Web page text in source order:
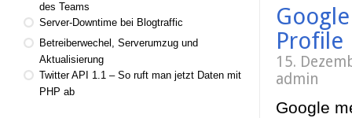
des Teams
Server-Downtime bei Blogtraffic
Betreiberwechel, Serverumzug und
Aktualisierung
Twitter API 1.1 – So ruft man jetzt Daten mit
PHP ab
Profile
15.
admin
Google